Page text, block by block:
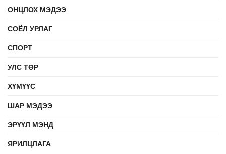
ОНЦЛОХ МЭДЭЭ
СОЁЛ УРЛАГ
СПОРТ
УЛС ТӨР
ХҮМҮҮС
ШАР МЭДЭЭ
ЭРҮҮЛ МЭНД
ЯРИЛЦЛАГА